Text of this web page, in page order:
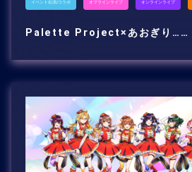
イベント出演/コラボ オフラインライブ オンラインライブ
Palette Project×あおぎり……